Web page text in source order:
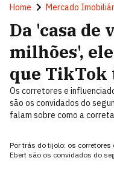
Home Mercado
Da 'casa de
milhões',
que TikTok
Os corretores e
são os convidados do
falam sobre como a
Por trás do tijolo: os corretores
Ebert são os convidados do